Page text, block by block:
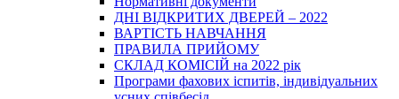
ДНІ ВІДКРИТИХ ДВЕРЕЙ – 2022
ВАРТІСТЬ НАВЧАННЯ
ПРАВИЛА ПРИЙОМУ
СКЛАД КОМІСІЙ на 2022 рік
Програми фахових іспитів, індивідуальних